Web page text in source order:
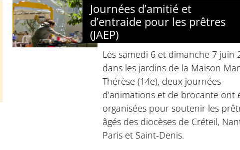
Journées d’amitié et
d’entraide pour les prêtres
(JAEP)
Les samedi 6 et dimanche 7 juin
dans les jardins de la Maison
Thérèse (14e), deux journées
d’animations et de brocante ont
organisées pour soutenir les
âgés des diocèses de Créteil,
Paris et Saint-Denis.